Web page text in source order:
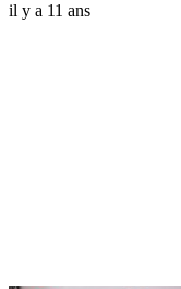
il y a 11 ans